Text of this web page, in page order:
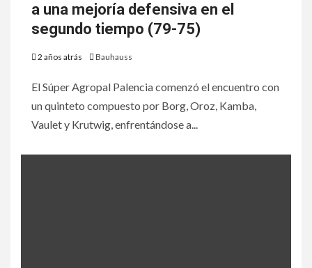
a una mejoría defensiva en el
segundo tiempo (79-75)
2 años atrás Bauhauss
El Súper Agropal Palencia comenzó el encuentro con
un quinteto compuesto por Borg, Oroz, Kamba,
Vaulet y Krutwig, enfrentándose a...